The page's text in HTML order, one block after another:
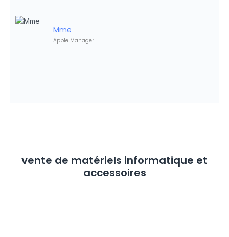
Mme
Apple Manager
vente de matériels informatique et
accessoires